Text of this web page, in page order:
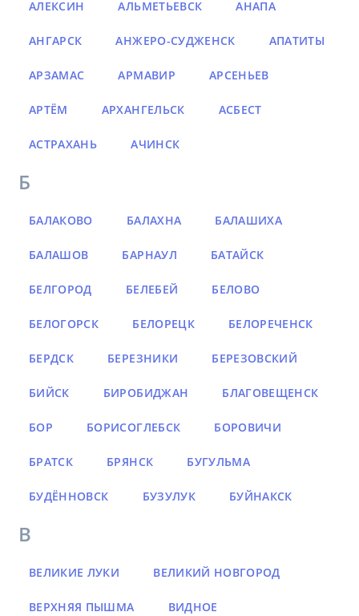
АЛЕКСИН АЛЬМЕТЬЕВСК АНАПА
АНГАРСК АНЖЕРО-СУДЖЕНСК АПАТИТЫ
АРЗАМАС АРМАВИР АРСЕНЬЕВ
АРТЁМ АРХАНГЕЛЬСК АСБЕСТ
АСТРАХАНЬ АЧИНСК
Б
БАЛАКОВО БАЛАХНА БАЛАШИХА
БАЛАШОВ БАРНАУЛ БАТАЙСК
БЕЛГОРОД БЕЛЕБЕЙ БЕЛОВО
БЕЛОГОРСК БЕЛОРЕЦК БЕЛОРЕЧЕНСК
БЕРДСК БЕРЕЗНИКИ БЕРЕЗОВСКИЙ
БИЙСК БИРОБИДЖАН БЛАГОВЕЩЕНСК
БОР БОРИСОГЛЕБСК БОРОВИЧИ
БРАТСК БРЯНСК БУГУЛЬМА
БУДЁННОВСК БУЗУЛУК БУЙНАКСК
В
ВЕЛИКИЕ ЛУКИ ВЕЛИКИЙ НОВГОРОД
ВЕРХНЯЯ ПЫШМА ВИДНОЕ